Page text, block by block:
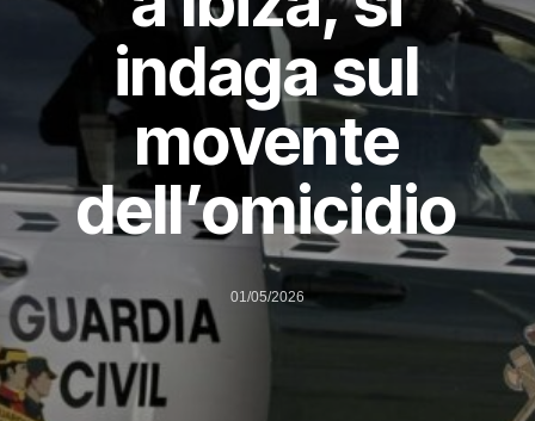
indaga sul
movente
dell’omicidio
01/05/2026